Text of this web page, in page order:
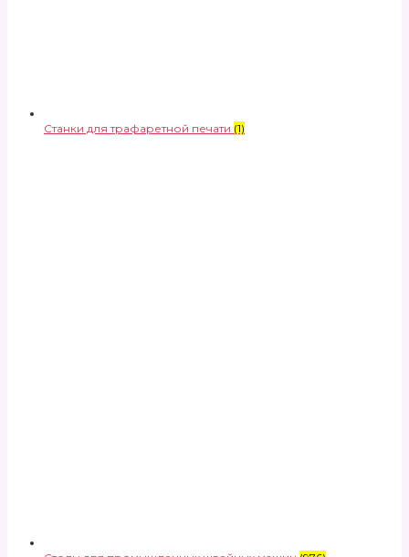
Станки для трафаретной печати (1)